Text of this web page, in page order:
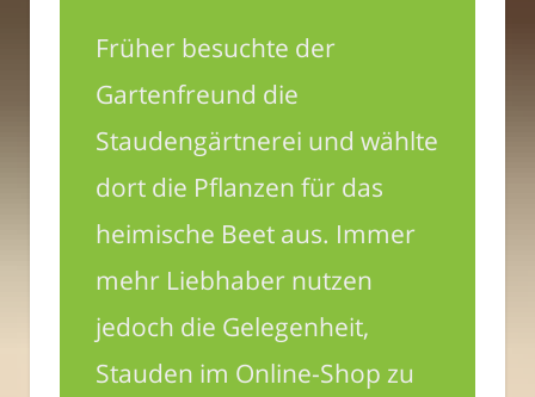
Früher besuchte der
Gartenfreund die
Staudengärtnerei und wählte
dort die Pflanzen für das
heimische Beet aus. Immer
mehr Liebhaber nutzen
jedoch die Gelegenheit,
Stauden im Online-Shop zu